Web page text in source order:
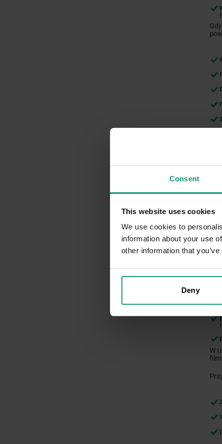
Consent
This website uses cookies
We use cookies to
information about your use
other information that
Deny
lub
W